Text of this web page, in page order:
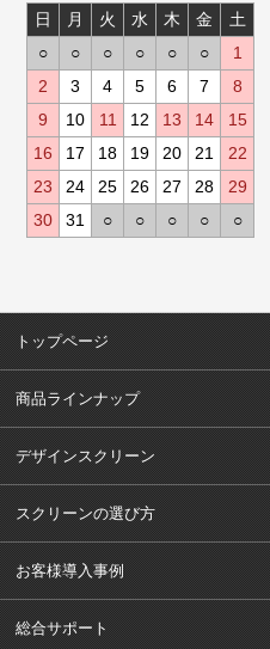
日 月 火 水 木 金
土
○
○ ○ ○ ○ ○
1
2
3 4 5 6 7
8
9
10 11 12 13 14
15
16
17 18 19 20 21
22
23
24 25 26 27 28
29
30
31 ○ ○ ○ ○ ○
トップページ
商品ラインナップ
デザインスクリーン
スクリーンの選び方
お客様導入事例
総合サポート